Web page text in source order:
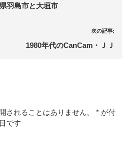
羽島市と大垣市
次の記事:
1980年代のCanCam・ＪＪ
されることはありません。 * が付
です